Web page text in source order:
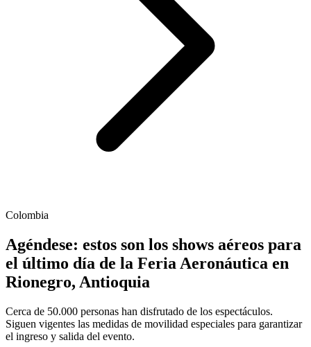
Colombia
Agéndese: estos son los shows aéreos para
el último día de la Feria Aeronáutica en
Rionegro, Antioquia
Cerca de 50.000 personas han disfrutado de los espectáculos.
Siguen vigentes las medidas de movilidad especiales para garantizar
el ingreso y salida del evento.